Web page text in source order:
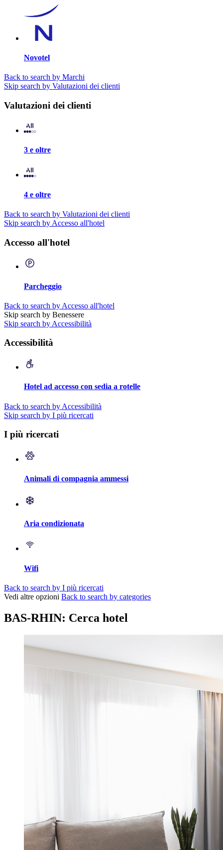
Novotel
Back to search by Marchi
Skip search by Valutazioni dei clienti
Valutazioni dei clienti
3 e oltre
4 e oltre
Back to search by Valutazioni dei clienti
Skip search by Accesso all'hotel
Accesso all'hotel
Parcheggio
Back to search by Accesso all'hotel
Skip search by Benessere
Skip search by Accessibilità
Accessibilità
Hotel ad accesso con sedia a rotelle
Back to search by Accessibilità
Skip search by I più ricercati
I più ricercati
Animali di compagnia ammessi
Aria condizionata
Wifi
Back to search by I più ricercati
Vedi altre opzioni Back to search by categories
BAS-RHIN: Cerca hotel